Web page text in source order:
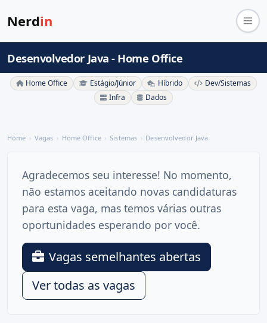
Nerdin
Desenvolvedor Java - Home Office
Home Office Estágio/Júnior Híbrido
Dev/Sistemas
Infra
Dados
Home Vagas Home Office Sistemas Desenvolvedor Java
Agradecemos seu interesse! No momento,
não estamos aceitando novas candidaturas
para esta vaga, mas temos várias outras
oportunidades esperando por você.
Vagas semelhantes abertas
Ver todas as vagas